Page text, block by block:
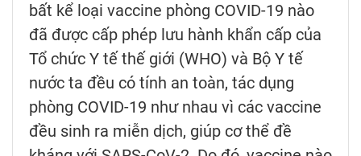
bất kể loại vaccine phòng COVID-19 nào
đã được cấp phép lưu hành khẩn cấp của
Tổ chức Y tế thế giới (WHO) và Bộ Y tế
nước ta đều có tính an toàn, tác dụng
phòng COVID-19 như nhau vì các vaccine
đều sinh ra miễn dịch, giúp cơ thể đề